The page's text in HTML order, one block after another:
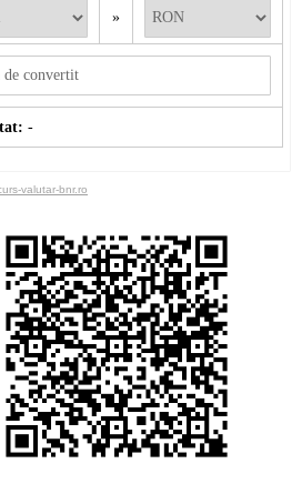
»
-
valutar-bnr.ro